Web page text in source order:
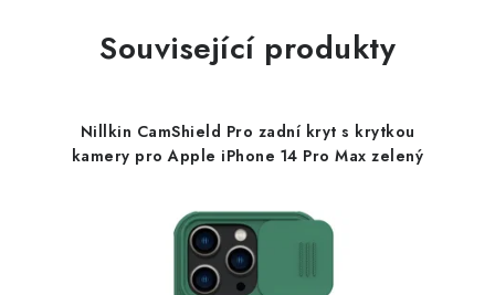
Související produkty
Nillkin CamShield Pro zadní kryt s krytkou
kamery pro Apple iPhone 14 Pro Max zelený